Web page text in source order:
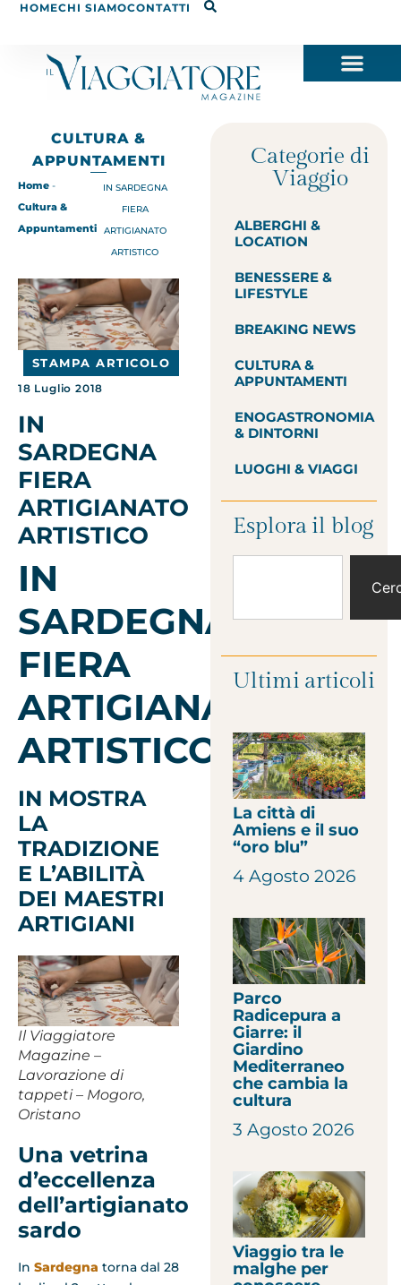
HOMECHI SIAMOCONTATTI
CULTURA &
APPUNTAMENTI
Home -
Cultura &
Appuntamenti
IN SARDEGNA
FIERA
ARTIGIANATO
ARTISTICO
STAMPA ARTICOLO
18 Luglio 2018
IN
SARDEGNA
FIERA
ARTIGIANATO
ARTISTICO
IN
SARDEGNA
FIERA
ARTIGIANATO
ARTISTICO
IN MOSTRA
LA
TRADIZIONE
E L’ABILITÀ
DEI MAESTRI
ARTIGIANI
Il Viaggiatore
Magazine –
Lavorazione di
tappeti – Mogoro,
Oristano
Una vetrina
d’eccellenza
dell’artigianato
sardo
In Sardegna torna dal 28
Categorie di
Viaggio
ALBERGHI &
LOCATION
BENESSERE &
LIFESTYLE
BREAKING NEWS
CULTURA &
APPUNTAMENTI
ENOGASTRONOMIA
& DINTORNI
LUOGHI & VIAGGI
Esplora il blog
Ultimi articoli
La città di
Amiens e il suo
“oro blu”
4 Agosto 2026
Parco
Radicepura a
Giarre: il
Giardino
Mediterraneo
che cambia la
cultura
3 Agosto 2026
Viaggio tra le
malghe per